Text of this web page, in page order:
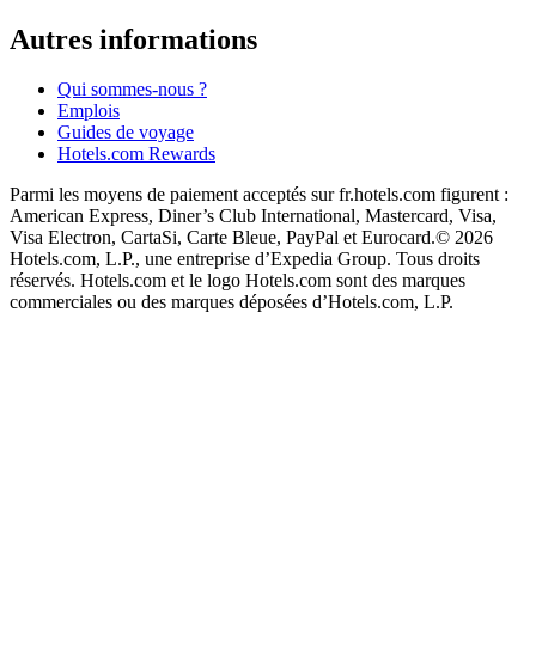
Autres informations
Qui sommes-nous ?
Emplois
Guides de voyage
Hotels.com Rewards
Parmi les moyens de paiement acceptés sur fr.hotels.com figurent :
American Express, Diner’s Club International, Mastercard, Visa,
Visa Electron, CartaSi, Carte Bleue, PayPal et Eurocard.© 2026
Hotels.com, L.P., une entreprise d’Expedia Group. Tous droits
réservés. Hotels.com et le logo Hotels.com sont des marques
commerciales ou des marques déposées d’Hotels.com, L.P.